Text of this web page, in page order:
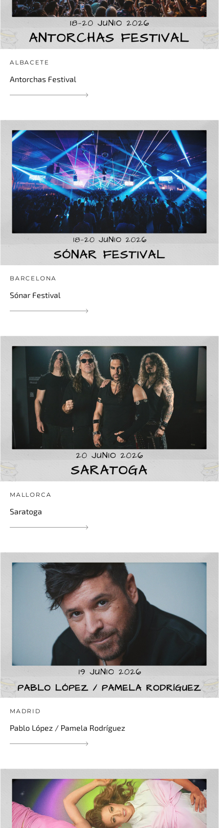
ALBACETE
Antorchas Festival
BARCELONA
Sónar Festival
MALLORCA
Saratoga
MADRID
Pablo López / Pamela Rodríguez